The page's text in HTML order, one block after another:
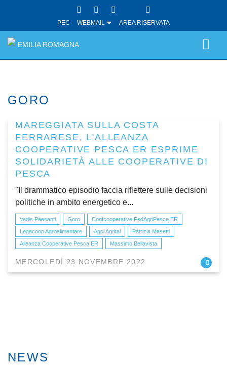
PEC WEBMAIL AREA RISERVATA
EMILIA ROMAGNA
GORO
MAREGGIATA SULLA COSTA
FERRARESE, L'ALLEANZA
COOPERATIVE PESCA ER ESPRIME
SOLIDARIETÀ ALLE COOPERATIVE DI
PESCA
"Il drammatico episodio faccia riflettere sulle decisioni
politiche in ambito energetico e...
Vadis Paesanti Goro
Confcooperative FedAgriPesca ER
Legacoop Agroalimentare
Agci Agrital
Patrizia Masetti
Alleanza Cooperative Pesca ER
Massimo Bellavista
MERCOLEDÌ 23 NOVEMBRE 2022
NEWS